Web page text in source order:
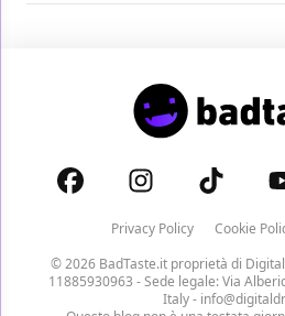
Privacy Policy Cookie
© 2026 BadTaste.it proprietà di
11885930963 - Sede legale: Via
Italy -